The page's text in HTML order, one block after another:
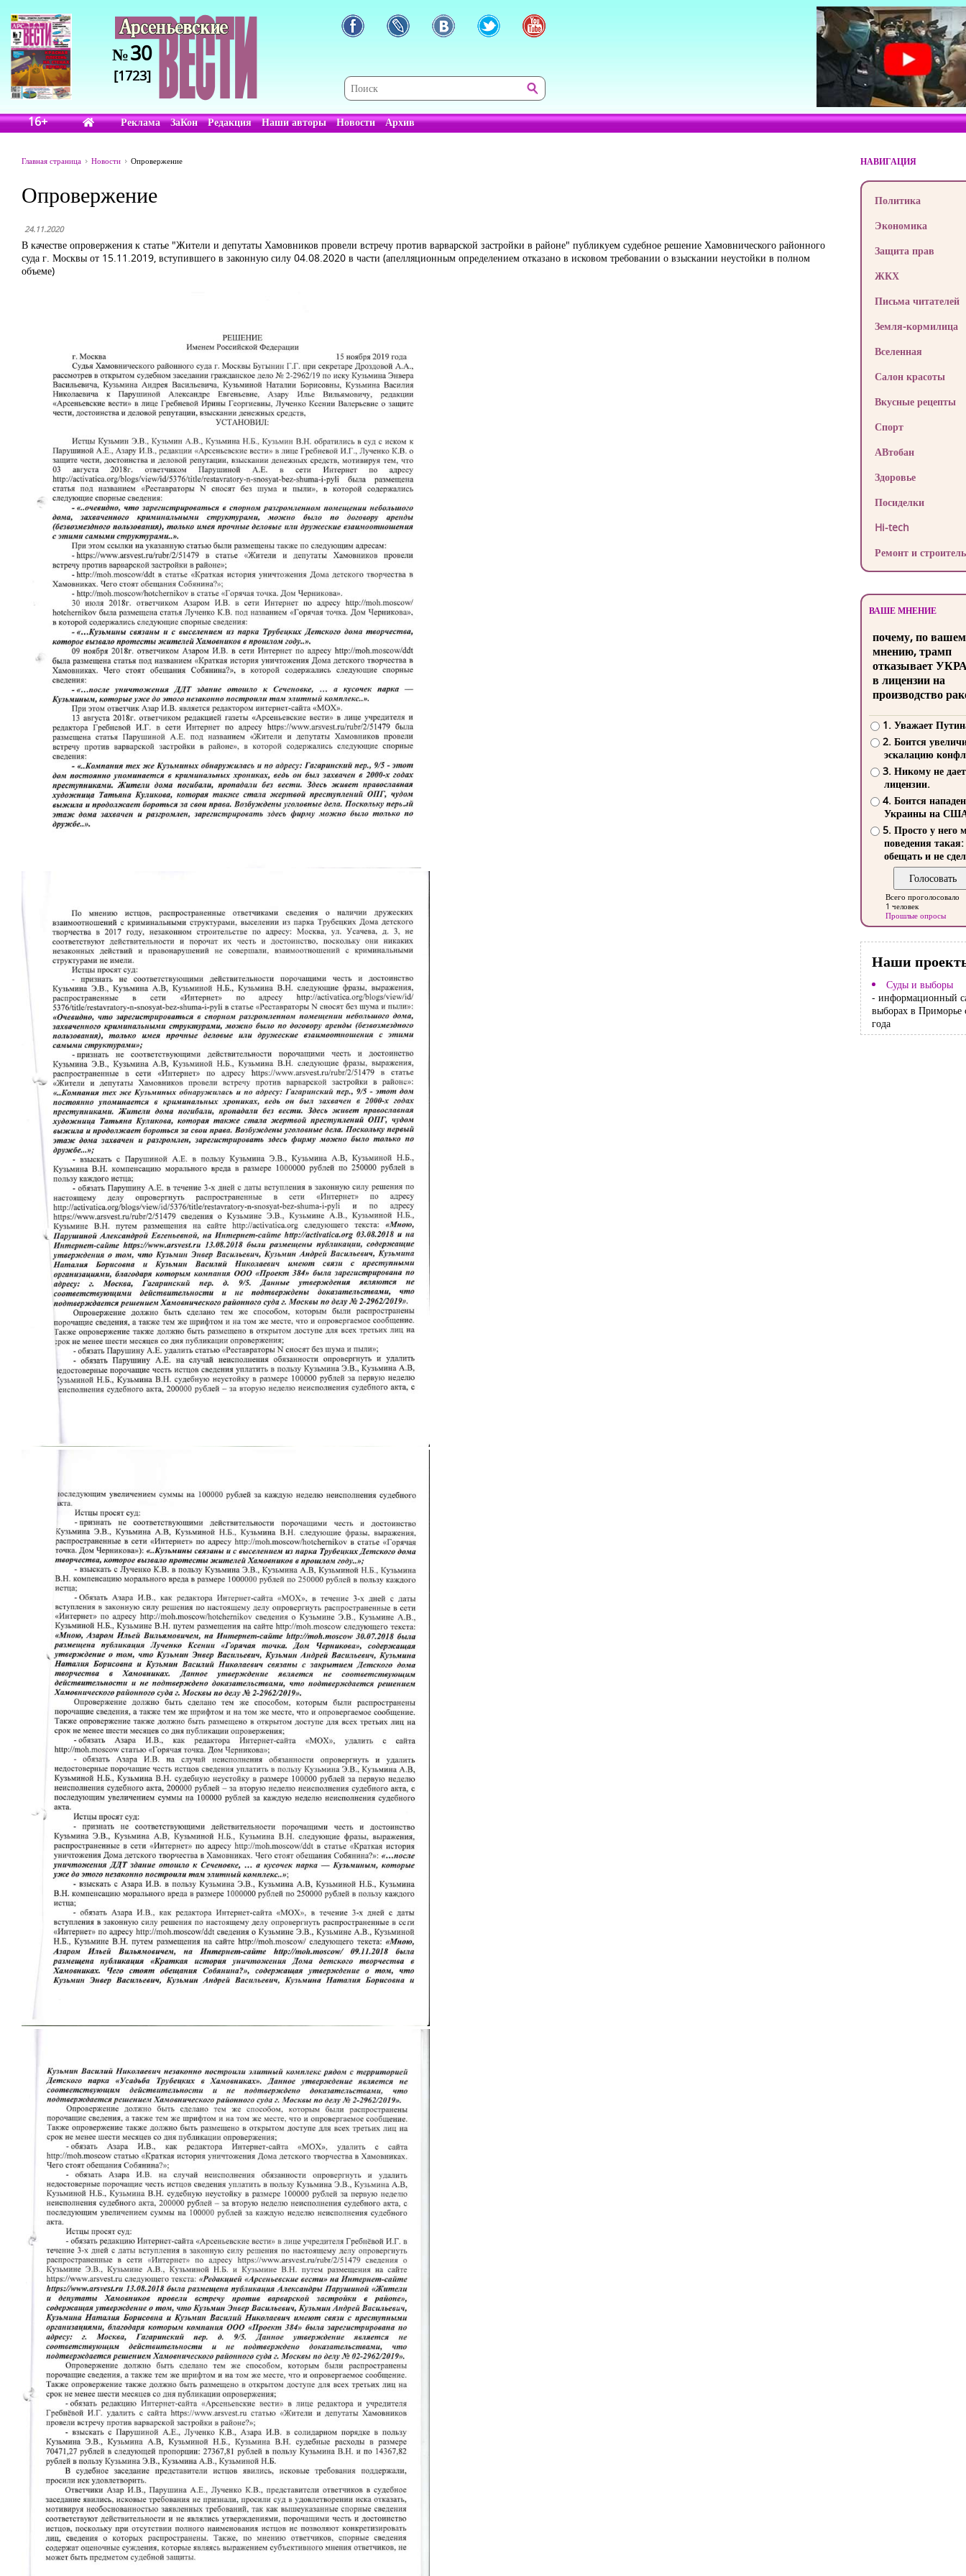
№30
[1723]
16+ Реклама ЗаКон Редакция Наши авторы Новости Архив
Главная страница Новости Опровержение
Опровержение
24.11.2020
В качестве опровержения к статье "Жители и депутаты Хамовников провели встречу против варварской застройки в районе" публикуем судебное решение Хамовнического районного
суда г. Москвы от 15.11.2019, вступившего в законную силу 04.08.2020 в части (апелляционным определением отказано в исковом требовании о взыскании неустойки в полном
объеме)
НАВИГАЦИЯ
Политика
Экономика
Защита прав
ЖКХ
Письма читателей
Земля-кормилица
Вселенная
Салон красоты
Вкусные рецепты
Спорт
АВтобан
Здоровье
Посиделки
Hi-tech
Ремонт и
ВАШЕ МНЕНИЕ
почему, по
мнению, трамп
отказывает
в лицензии на
производство
1. Уважает
2. Боится
эскалацию
3. Никому не
лицензии.
4. Боится
Украины на
5. Просто у него
поведения такая:
обещать и не
Всего проголосовало
1 человек
Прошлые опросы
Наши
Суды и выборы
- информационный
выборах в Приморье
года